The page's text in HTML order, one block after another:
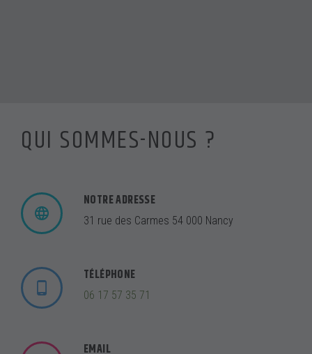
QUI SOMMES-NOUS ?
NOTRE ADRESSE
31 rue des Carmes 54 000 Nancy
TÉLÉPHONE
06 17 57 35 71
EMAIL